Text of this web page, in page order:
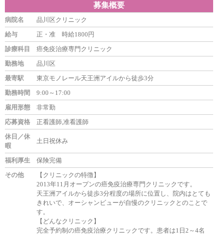
募集概要
病院名
品川区クリニック
給与
正・准 時給1800円
診療科目
癌免疫治療専門クリニック
勤務地
品川区
最寄駅
東京モノレール天王洲アイルから徒歩3分
勤務時間
9:00～17:00
雇用形態
非常勤
応募資格
正看護師,准看護師
休日／休
暇
土日祝休み
福利厚生
保険完備
その他
【クリニックの特徴】
2013年11月オープンの癌免疫治療専門クリニックです。
天王洲アイルから徒歩3分程度の場所に位置し、院内はとても
きれいで、オーシャンビューが自慢のクリニックとのことで
す。
【どんなクリニック】
完全予約制の癌免疫治療クリニックです。患者は1日2～4名